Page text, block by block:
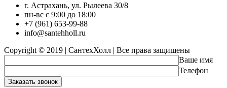
г. Астрахань, ул. Рылеева 30/8
пн-вс с 9:00 до 18:00
+7 (961) 653-99-88
info@santehholl.ru
Copyright © 2019 | СантехХолл | Все права защищены
Ваше имя
Телефон